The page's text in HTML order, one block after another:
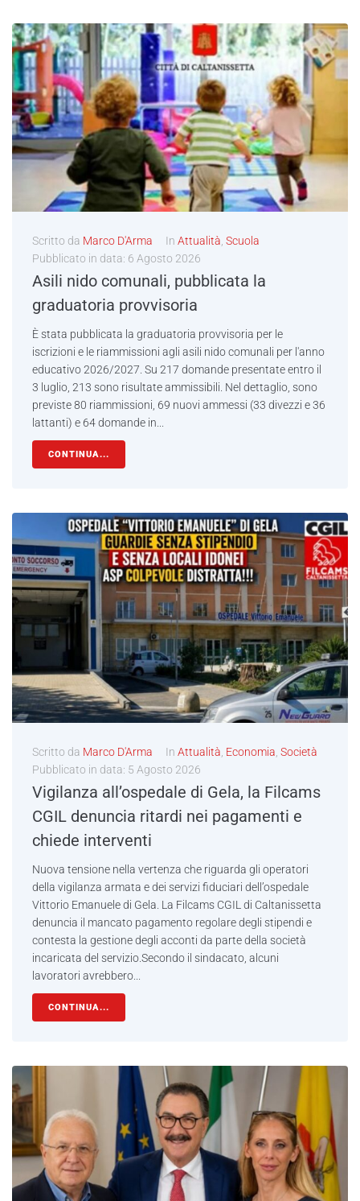
Scritto da Marco D'Arma In Attualità Scuola
Pubblicato in data: 6 Agosto 2026
Asili nido comunali, pubblicata la
graduatoria provvisoria
È stata pubblicata la graduatoria provvisoria per le
iscrizioni e le riammissioni agli asili nido comunali per l'anno
educativo 2026/2027. Su 217 domande presentate entro il
3 luglio, 213 sono risultate ammissibili. Nel dettaglio, sono
previste 80 riammissioni, 69 nuovi ammessi (33 divezzi e 36
lattanti) e 64 domande in...
CONTINUA...
Scritto da Marco D'Arma In Attualità Economia Società
Pubblicato in data: 5 Agosto 2026
Vigilanza all’ospedale di Gela, la Filcams
CGIL denuncia ritardi nei pagamenti e
chiede interventi
Nuova tensione nella vertenza che riguarda gli operatori
della vigilanza armata e dei servizi fiduciari dell’ospedale
Vittorio Emanuele di Gela. La Filcams CGIL di Caltanissetta
denuncia il mancato pagamento regolare degli stipendi e
contesta la gestione degli acconti da parte della società
incaricata del servizio.Secondo il sindacato, alcuni
lavoratori avrebbero...
CONTINUA...